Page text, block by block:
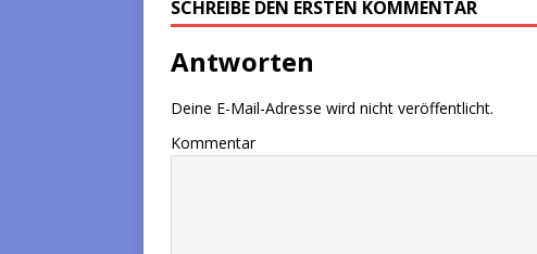
SCHREIBE DEN ERSTEN KOMMENTAR
Antworten
Deine E-Mail-Adresse wird nicht veröffentlicht.
Kommentar